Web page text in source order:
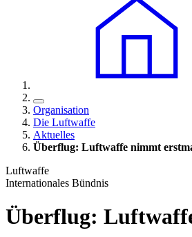
Organisation
Die Luftwaffe
Aktuelles
Überflug: Luftwaffe nimmt
Luftwaffe
Internationales Bündnis
Überflug: